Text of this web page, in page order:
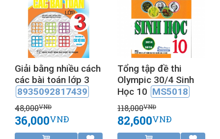
Giải bằng nhiều cách
các bài toán lớp 3
8935092817439
48,000VNĐ
36,000VNĐ
Tổng tập đề thi
Olympic 30/4 Sinh
Học 10 MS5018
118,000VNĐ
82,600VNĐ